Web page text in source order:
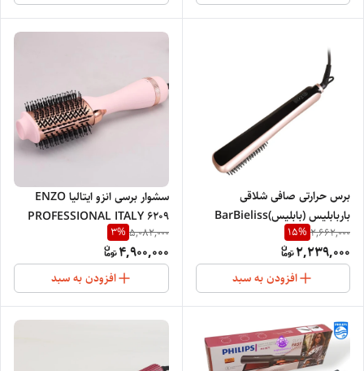
برس حرارتی صافی شلاقی
باربابلیس (بابلیس)BarBieliss
Brush 430
2,662,000
15%
2,239,000
افزودن به سبد
سشوار برسی انزو ایتالیا ENZO
PROFESSIONAL ITALY 6209
5,082,000
3%
4,900,000
افزودن به سبد